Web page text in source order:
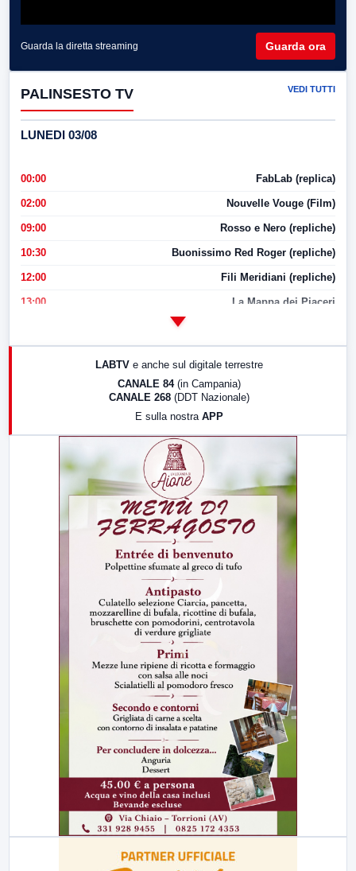
Guarda la diretta streaming Guarda ora
PALINSESTO TV VEDI TUTTI
LUNEDI 03/08
00:00 FabLab (replica)
02:00 Nouvelle Vouge (Film)
09:00 Rosso e Nero (repliche)
10:30 Buonissimo Red Roger (repliche)
12:00 Fili Meridiani (repliche)
13:00 La Mappa dei Piaceri
17:00 LabNews (replica)
LABTV e anche sul digitale terrestre
CANALE 84 (in Campania)
CANALE 268 (DDT Nazionale)
E sulla nostra APP